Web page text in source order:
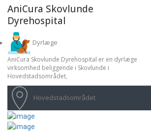
AniCura Skovlunde
Dyrehospital
Dyrlæge
AniCura Skovlunde Dyrehospital er en dyrlæge
virksomhed beliggende i Skovlunde i
Hovedstadsområdet,
Hovedstadsområdet